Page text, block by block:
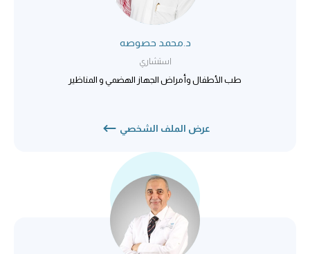
د.محمد حصوصه
استشاري
طب الأطفال وأمراض الجهاز الهضمي و المناظير
عرض الملف الشخصي